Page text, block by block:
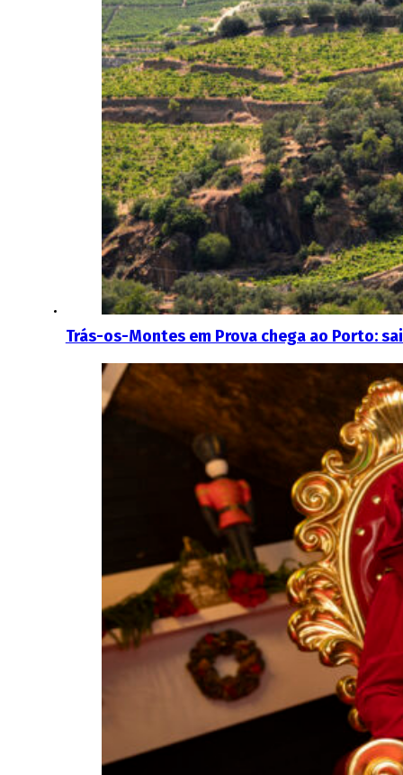
Trás-os-Montes em Prova chega ao Porto: